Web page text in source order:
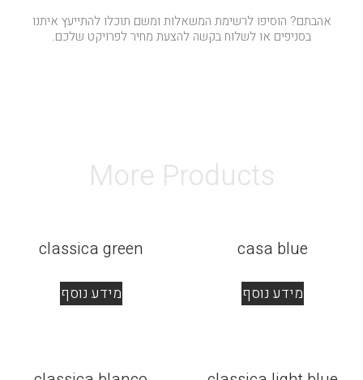
אהבתם? הוסיפו לרשימת המשאלות ומשם תוכלו להתייעץ איתנו
בסניפים או לשלוח בקשה להצעת מחיר לפרויקט שלכם.
More Products
casa blue
מידע נוסף
classica green
מידע נוסף